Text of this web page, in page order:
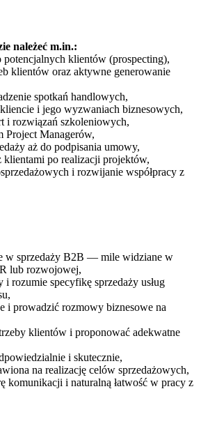
należeć m.in.:
potencjalnych klientów (prospecting),
klientów oraz aktywne generowanie
spotkań handlowych,
i jego wyzwaniach biznesowych,
i rozwiązań szkoleniowych,
Project Managerów,
aż do podpisania umowy,
klientami po realizacji projektów,
i rozwijanie współpracy z
w sprzedaży B2B — mile widziane w
lub rozwojowej,
i rozumie specyfikę sprzedaży usług
i prowadzić rozmowy biznesowe na
klientów i proponować adekwatne
i skutecznie,
na realizację celów sprzedażowych,
komunikacji i naturalną łatwość w pracy z